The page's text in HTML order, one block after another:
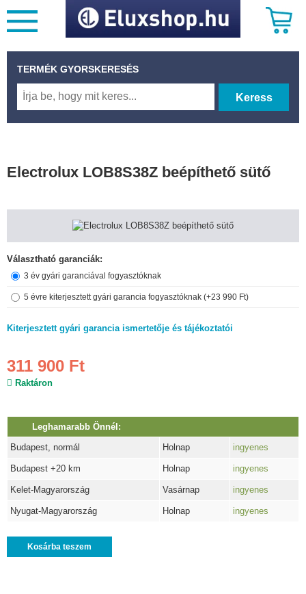
TERMÉK GYORSKERESÉS
Keress
Electrolux LOB8S38Z beépíthető sütő
Választható garanciák:
3 év gyári garanciával fogyasztóknak
5 évre kiterjesztett gyári garancia fogyasztóknak (+23 990 Ft)
Kiterjesztett gyári garancia ismertetője és tájékoztatói
311 900 Ft
Raktáron
Leghamarabb Önnél:
Budapest, normál
Holnap ingyenes
Budapest +20 km Holnap ingyenes
Kelet-Magyarország Vasárnap ingyenes
Nyugat-Magyarország Holnap ingyenes
Kosárba teszem